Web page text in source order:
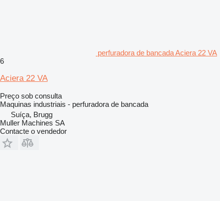
perfuradora de bancada Aciera 22 VA
6
Aciera 22 VA
Preço sob consulta
Maquinas industriais - perfuradora de bancada
Suíça, Brugg
Muller Machines SA
Contacte o vendedor